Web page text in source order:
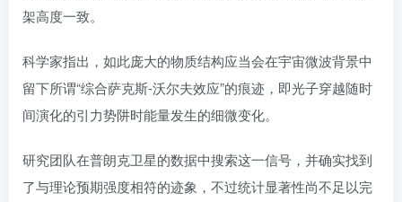
架高度一致。
科学家指出，如此庞大的物质结构应当会在宇宙微波背景中
留下所谓“综合萨克斯-沃尔夫效应”的痕迹，即光子穿越随时
间演化的引力势阱时能量发生的细微变化。
研究团队在普朗克卫星的数据中搜索这一信号，并确实找到
了与理论预期强度相符的迹象，不过统计显著性尚不足以完